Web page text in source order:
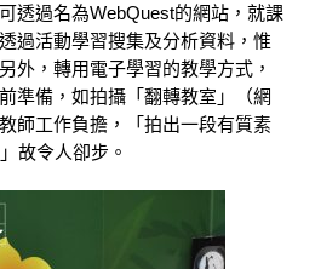
透過名為WebQuest的網站，就課
過活動學習搜集及分析資料，惟
外，轉用電子學習的教學方式，
準備，如拍攝「翻轉教室」（網
師工作負擔，「拍出一段有質素
故令人卻步。